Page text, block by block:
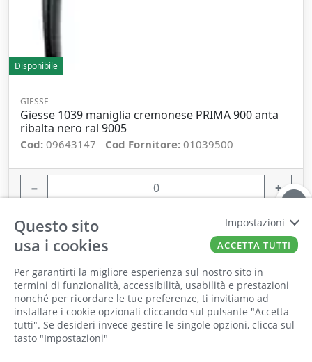
Il punto vendita, gli uffici e il magazzino
saranno chiusi per ferie dall'8 al 25 Agosto
2026 compresi.
Disponibile
GIESSE
Giesse 1039 maniglia cremonese PRIMA 900 anta
ribalta nero ral 9005
Cod: 09643147 Cod Fornitore: 01039500
− +
Questo sito
usa i cookies
Per garantirti la migliore esperienza sul nostro sito in
termini di funzionalità, accessibilità, usabilità e prestazioni
nonché per ricordare le tue preferenze, ti invitiamo ad
installare i cookie opzionali cliccando sul pulsante "Accetta
tutti". Se desideri invece gestire le singole opzioni, clicca sul
tasto "Impostazioni"
Impostazioni
ACCETTA TUTTI